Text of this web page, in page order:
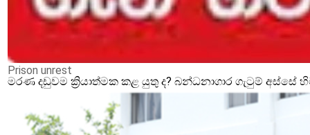
Prison unrest
මරණ දඩුවම ක්‍රියාත්මක කළ යුතු ද? බන්ධනාගාර ගැටුම්